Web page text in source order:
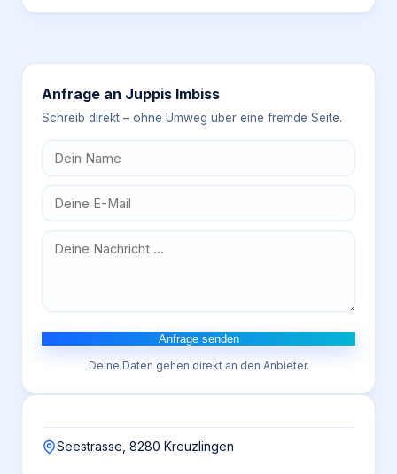
Anfrage an Juppis Imbiss
Schreib direkt – ohne Umweg über eine fremde Seite.
Anfrage senden
Deine Daten gehen direkt an den Anbieter.
Seestrasse, 8280 Kreuzlingen